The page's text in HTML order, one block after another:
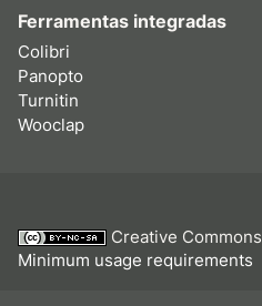
Ferramentas integradas
Colibri
Panopto
Turnitin
Wooclap
Creative Commons
Minimum usage requirements